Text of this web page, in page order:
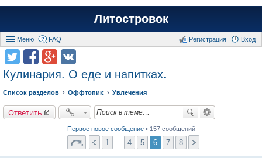
Литостровок
Меню FAQ Вход
Регистрация
Кулинария. О еде и напитках.
Список разделов Оффтопик Увлечения
Ответить
Первое новое сообщение• 157 сообщений
1 4 5 6 7 8